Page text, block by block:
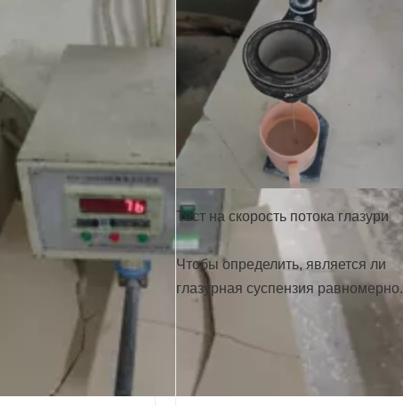
Тест на скорость потока глазури
Чтобы определить, является ли
глазурная суспензия равномерно.